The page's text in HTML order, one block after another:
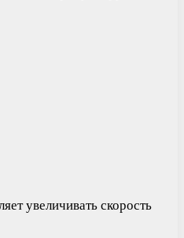
увеличивать скорость